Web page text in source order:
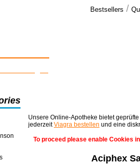
Bestsellers /
en ligne
Unsere Online-Apotheke bietet
jederzeitViagra bestellen und eine
To proceed please enable Cookies
Aciphex